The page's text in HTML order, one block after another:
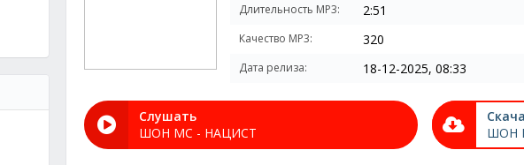
Длительность MP3: 2:51
Качество MP3: 320
Дата релиза: 18-12-2025, 08:33
Слушать
ШОН МС - НАЦИСТ
ШОН